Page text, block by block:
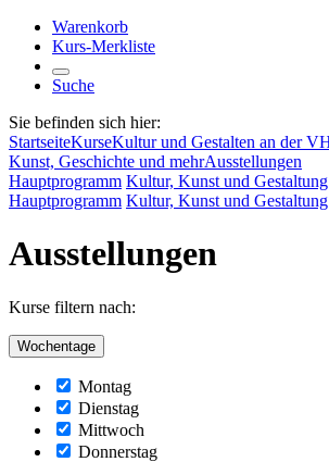
Warenkorb
Kurs-Merkliste
Suche
Sie befinden sich hier:
StartseiteKurseKultur und Gestalten an der
Kunst, Geschichte und mehrAusstellungen
Hauptprogramm Kultur, Kunst und Gestaltung
Hauptprogramm Kultur, Kunst und Gestaltung
Ausstellungen
Kurse filtern nach:
Wochentage
Montag
Dienstag
Mittwoch
Donnerstag